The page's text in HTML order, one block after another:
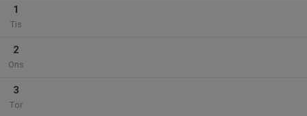
1
Tis
2
Ons
3
Tor